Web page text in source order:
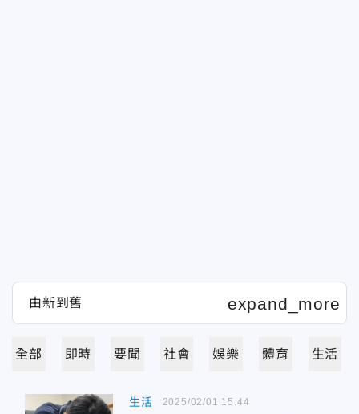
全部 即時 要聞 社會 娛樂 體育 生活
生活 2025/02/01 15:44